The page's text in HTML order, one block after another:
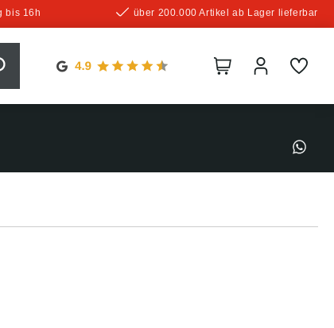
bis 16h über 200.000 Artikel ab Lager lieferbar